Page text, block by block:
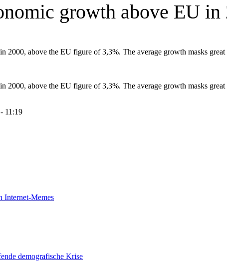
growth above EU in
2000, above the EU figure of 3,3%. The average growth masks
2000, above the EU figure of 3,3%. The average growth masks
11:19
Internet-Memes
demografische Krise